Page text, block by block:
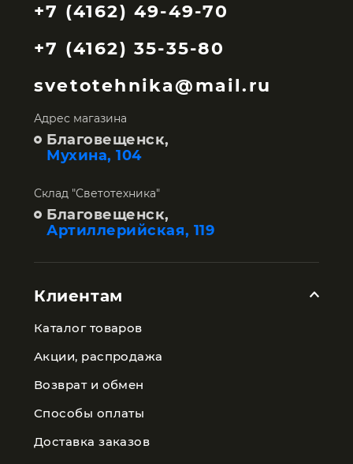
+7 (4162) 49-49-70
+7 (4162) 35-35-80
svetotehnika@mail.ru
Адрес магазина
Благовещенск,
Мухина, 104
Склад "Светотехника"
Благовещенск,
Артиллерийская, 119
Клиентам
Каталог товаров
Акции, распродажа
Возврат и обмен
Способы оплаты
Доставка заказов